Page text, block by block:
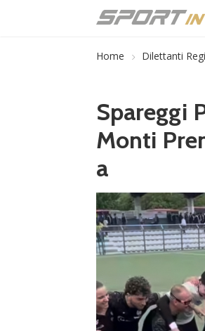
Home Dilettanti
Spareggi
Monti
a